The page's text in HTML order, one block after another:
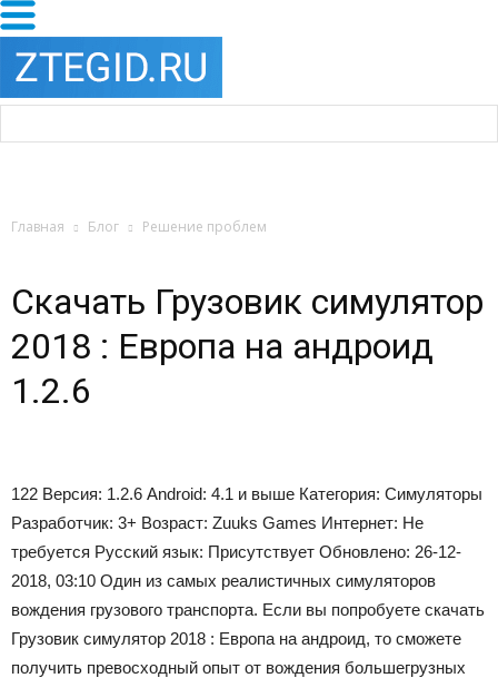
Главная Блог Решение проблем
Скачать Грузовик симулятор
2018 : Европа на андроид
1.2.6
122 Версия: 1.2.6 Android: 4.1 и выше Категория: Симуляторы
Разработчик: 3+ Возраст: Zuuks Games Интернет: Не
требуется Русский язык: Присутствует Обновлено: 26-12-
2018, 03:10 Один из самых реалистичных симуляторов
вождения грузового транспорта. Если вы попробуете скачать
Грузовик симулятор 2018 : Европа на андроид, то сможете
получить превосходный опыт от вождения большегрузных